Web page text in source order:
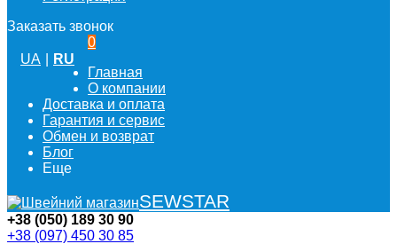
Заказать звонок
UA RU
0
Главная
О компании
Доставка и оплата
Гарантия и сервис
Обмен и возврат
Блог
Еще
SEWSTAR
+38 (050) 189 30 90
+38 (097) 450 30 85